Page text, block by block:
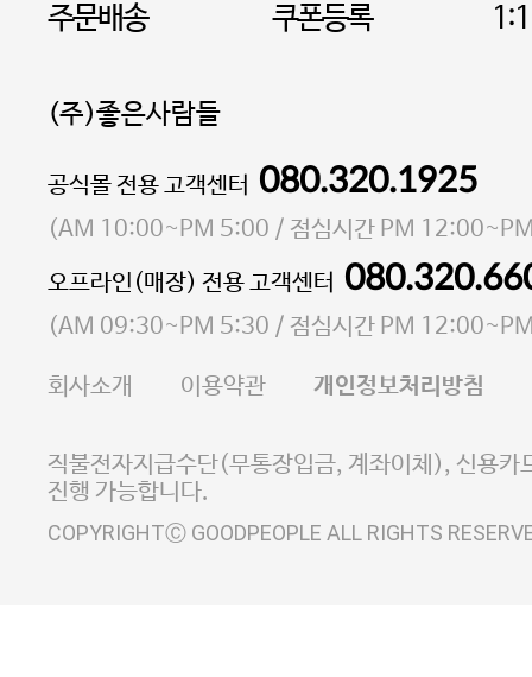
주문배송 쿠폰등록
(주)좋은사람들
대표 이성현,박영환| 개인정보관리책임자 김상현
소재지 서울특별시 마포구 마포대로4다길 41 마포
통신판매업 신고번호 2023-서울마포-3931호
사업자등록번호 105-81-58242
E-MAIL goodpeople@gpin.co.kr
사업자정보확인
이니시스 에스크로 서비
공식몰 전용 고객센터 080.320.1925
(AM 10:00~PM 5:00 / 점심시간 PM
오프라인(매장) 전용 고객센터
(AM 09:30~PM 5:30 / 점심시간 PM
회사소개 이용약관 개인정보처리방침
직불전자지급수단(무통장입금, 계좌이체), 신용카
진행 가능합니다.
COPYRIGHTⒸ GOODPEOPLE ALL RIGHTS